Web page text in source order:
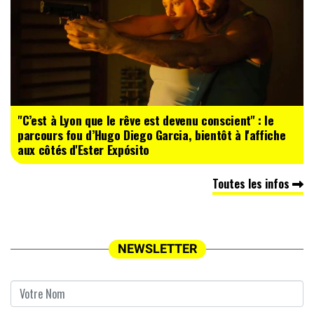
"C’est à Lyon que le rêve est devenu conscient" : le
parcours fou d’Hugo Diego Garcia, bientôt à l'affiche
aux côtés d'Ester Expósito
Toutes les infos
NEWSLETTER